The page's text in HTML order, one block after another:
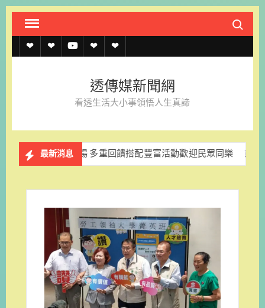
Skip
content
Search
透
約
透
上
記
單
透 聯
我
官
LINE
透傳媒新聞網
看透生活大小事領悟人生真諦
最新消息
場 多重回饋搭配豐富活動歡迎民眾同樂 慈濟重申BNT疫苗採